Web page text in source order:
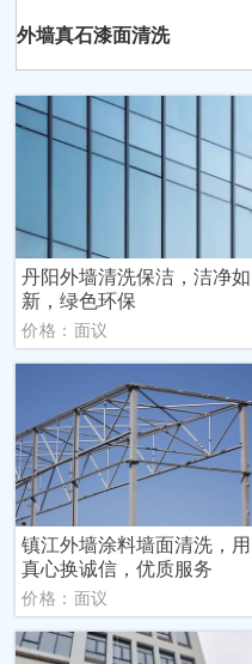
外墙真石漆面清洗
丹阳外墙清洗保洁，洁净如
新，绿色环保
价格：面议
镇江外墙涂料墙面清洗，用
真心换诚信，优质服务
价格：面议